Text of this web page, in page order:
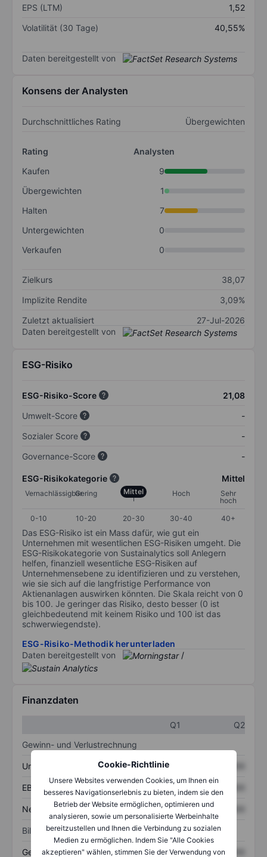
Cookie-Richtlinie
Unsere Websites verwenden Cookies, um Ihnen ein
besseres Navigationserlebnis zu bieten, indem sie den
Betrieb der Website ermöglichen, optimieren und
analysieren, sowie um personalisierte Werbeinhalte
bereitzustellen und Ihnen die Verbindung zu sozialen
Medien zu ermöglichen. Indem Sie "Alle Cookies
akzeptieren" wählen, stimmen Sie der Verwendung von
EPS (LTM)
1,52
Volatilität (30 Tage)
40,55%
Daten bereitgestellt von
Konsens der Analysten
Durchschnittliches Rating Übergewichten
Rating
Analysten
Kaufen
9
Übergewichten
1
Halten
7
Untergewichten
0
Verkaufen
0
Zielkurs
38,07
Implizite Rendite
3,09%
Zuletzt aktualisiert
27-Jul-2026
Daten bereitgestellt von
ESG-Risiko
ESG-Risiko-Score
21,08
Umwelt-Score
-
Sozialer Score
-
Governance-Score
-
ESG-Risikokategorie Mittel
VernachlässigbarGering Mittel Hoch
Sehr
hoch
0-10
10-20 20-30 30-40 40+
Das ESG-Risiko ist ein Mass dafür, wie gut ein
Unternehmen mit wesentlichen ESG-Risiken umgeht. Die
ESG-Risikokategorie von Sustainalytics soll Anlegern
helfen, finanziell wesentliche ESG-Risiken auf
Unternehmensebene zu identifizieren und zu verstehen,
wie sie sich auf die langfristige Performance von
Aktienanlagen auswirken könnten. Die Skala reicht von 0
bis 100. Je geringer das Risiko, desto besser (0 ist
gleichbedeutend mit keinem Risiko und 100 ist das
schwerwiegendste).
ESG-Risiko-Methodik herunterladen
Daten bereitgestellt von
/
Finanzdaten
Q1
Q2
Gewinn- und Verlustrechnung
Umsatz XXXXXXX
EBITDA XXXXXXX XXXXXXX
Nettoeinkommen XXXXXXX XXXXXXX
Bilanz
Gesamtvermögen XXXXXXX XXXXXXX